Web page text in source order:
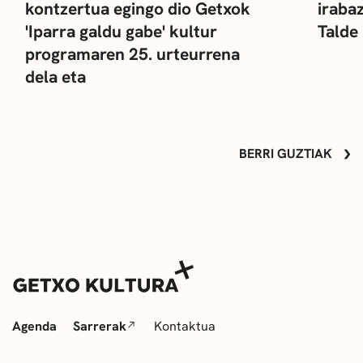
kontzertua egingo dio Getxok
'Iparra galdu gabe' kultur
programaren 25. urteurrena
dela eta
BERRI GUZTIAK
Agenda Sarrerak Kontaktua